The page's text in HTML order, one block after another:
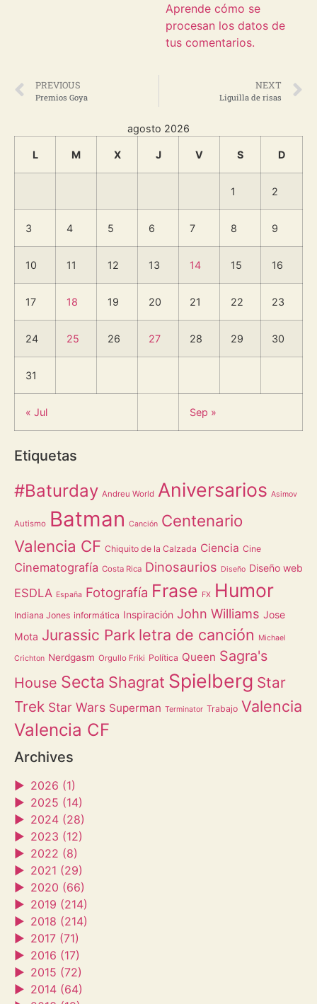
Aprende cómo se
procesan los datos de
tus comentarios.
PREVIOUS
Premios Goya
NEXT
Liguilla de risas
agosto 2026
L M X J V S D
1 2
3 4 5 6 7 8 9
10 11 12 13 14 15 16
17 18 19 20 21 22 23
24 25 26 27 28 29 30
31
« Jul Sep »
Etiquetas
#Baturday Andreu World Aniversarios Asimov
Autismo Batman Canción Centenario
Valencia CF Chiquito de la Calzada Ciencia Cine
Cinematografía Costa Rica Dinosaurios Diseño Diseño web
ESDLA España Fotografía Frase FX Humor
Indiana Jones informática Inspiración John Williams Jose
Mota Jurassic Park letra de canción Michael
Crichton Nerdgasm Orgullo Friki Política Queen Sagra's
House Secta Shagrat Spielberg Star
Trek Star Wars Superman Terminator Trabajo Valencia
Valencia CF
Archives
► 2026 (1)
► 2025 (14)
► 2024 (28)
► 2023 (12)
► 2022 (8)
► 2021 (29)
► 2020 (66)
► 2019 (214)
► 2018 (214)
► 2017 (71)
► 2016 (17)
► 2015 (72)
► 2014 (64)